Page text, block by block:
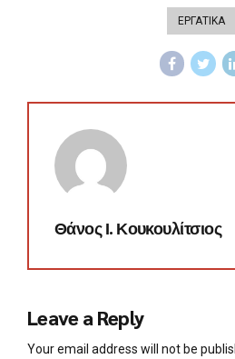
ΕΡΓΑΤΙΚΑ
Θάνος Ι. Κουκουλίτσιος
Leave a Reply
Your email address will not be